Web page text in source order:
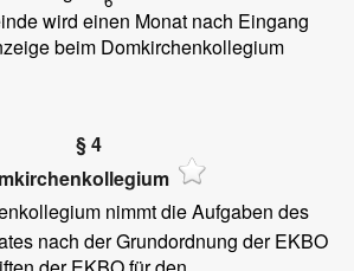
wird einen Monat nach Eingang
beim Domkirchenkollegium
§ 4
nimmt die Aufgaben des
nach der Grundordnung der EKBO